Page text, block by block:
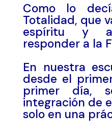
Como lo
Totalidad, que
espíritu y
responder a la
En nuestra
desde el
primer día,
integración de
solo en una